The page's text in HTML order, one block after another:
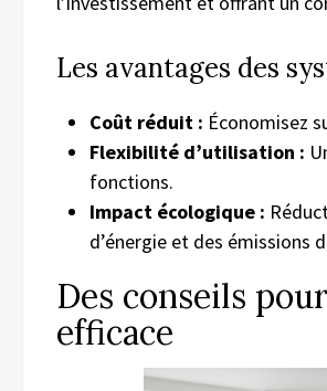
Les avantages des
Coût réduit : Économisez
Flexibilité d’utilisation :
fonctions.
Impact écologique :
d’énergie et des émissions
Des conseils
efficace